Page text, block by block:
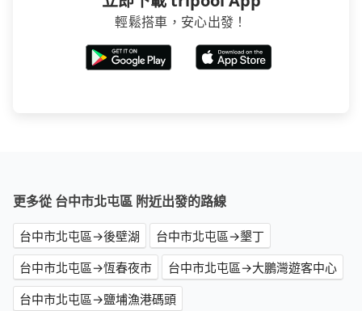
輕鬆搭車，安心出發！
更多從 台中市北屯區 附近出發的路線
台中市北屯區→後壁湖
台中市北屯區→墾丁
台中市北屯區→恆春夜市
台中市北屯區→大鵬灣遊客中心
台中市北屯區→鹽埔漁港碼頭